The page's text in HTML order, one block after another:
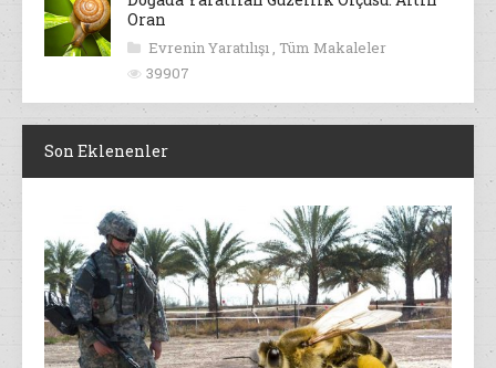
Oran
Evrenin Yaratılışı , Tüm Makaleler
39907
Son Eklenenler